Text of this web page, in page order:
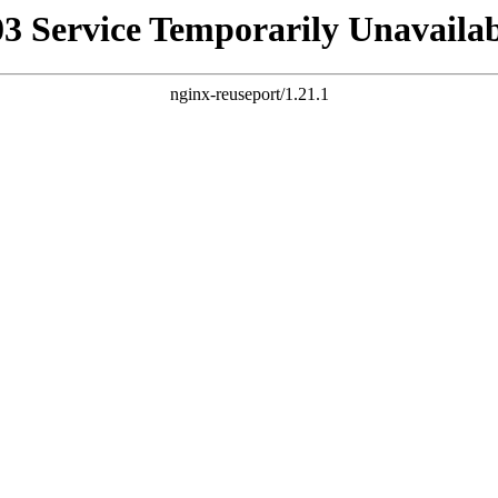
Service Temporarily
nginx-reuseport/1.21.1